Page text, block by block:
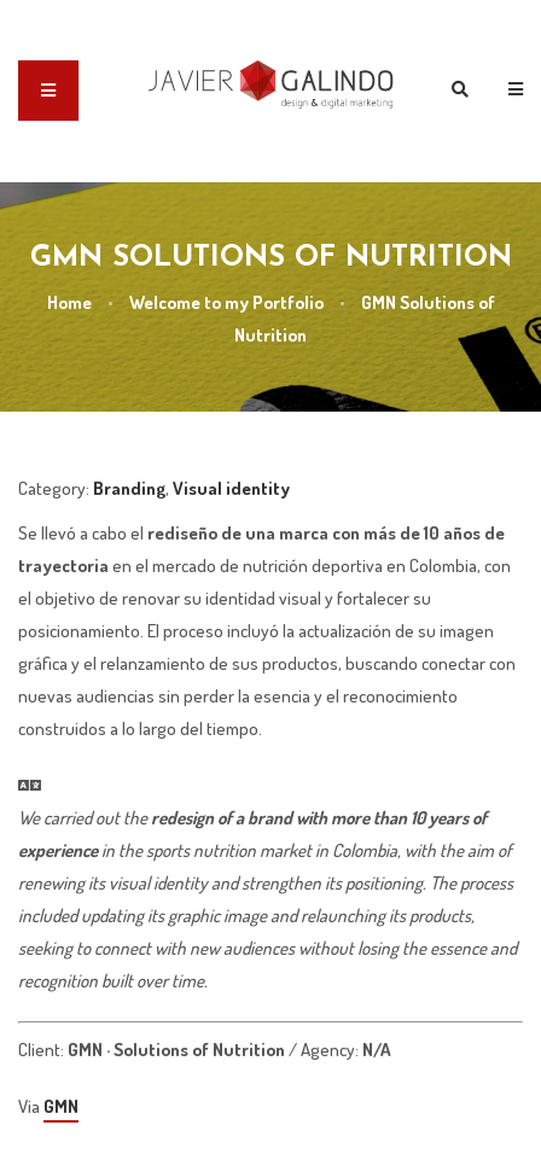
GMN SOLUTIONS OF NUTRITION
Home • Welcome to my Portfolio •
GMN Solutions of
Nutrition
Category: Branding, Visual identity
Se llevó a cabo el rediseño de una marca con más de 10 años de
trayectoria en el mercado de nutrición deportiva en Colombia, con
el objetivo de renovar su identidad visual y fortalecer su
posicionamiento. El proceso incluyó la actualización de su imagen
gráfica y el relanzamiento de sus productos, buscando conectar con
nuevas audiencias sin perder la esencia y el reconocimiento
construidos a lo largo del tiempo.
We carried out theredesign of a brand with more than 10 years of
experiencein the sports nutrition market in Colombia, with the aim of
renewing its visual identity and strengthen its positioning. The process
included updating its graphic image and relaunching its products,
seeking to connect with new audiences without losing the essence and
recognition built over time.
Client: GMN · Solutions of Nutrition / Agency: N/A
Via GMN